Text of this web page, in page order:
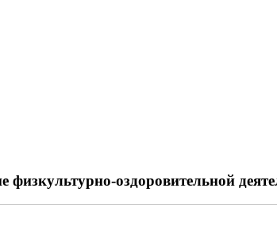
физкультурно-оздоровительной